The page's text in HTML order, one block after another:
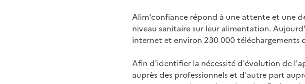
Alim'confiance répond à une attente et une
niveau sanitaire sur leur alimentation.
internet et environ 230 000 téléchargements
Afin d'identifier la nécessité d'évolution de
auprès des professionnels et d'autre part